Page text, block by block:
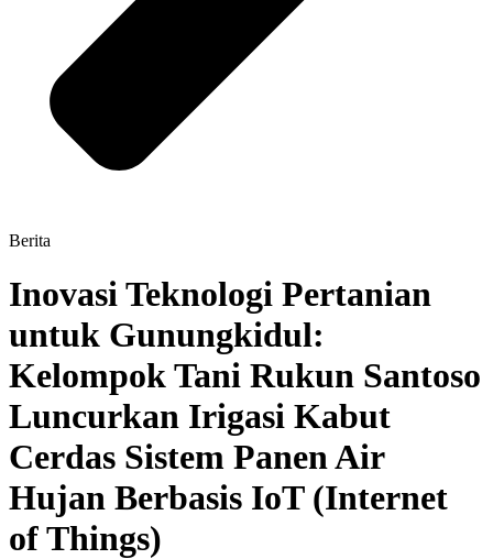
Berita
Inovasi Teknologi Pertanian
untuk Gunungkidul:
Kelompok Tani Rukun Santoso
Luncurkan Irigasi Kabut
Cerdas Sistem Panen Air
Hujan Berbasis IoT (Internet
of Things)